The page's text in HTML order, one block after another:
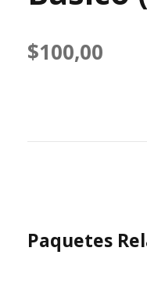
$100,00